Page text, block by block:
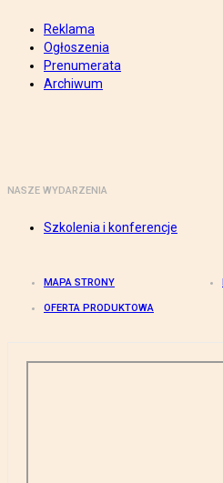
Reklama
Ogłoszenia
Prenumerata
Archiwum
NASZE WYDARZENIA
Szkolenia i konferencje
MAPA STRONY
OFERTA PRODUKTOWA